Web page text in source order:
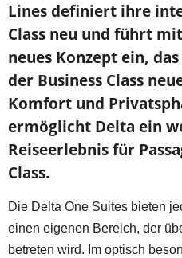
Lines definiert ihre
Class neu und führt
neues Konzept ein,
der Business Class
Komfort und
ermöglicht Delta ein
Reiseerlebnis für
Class.
Die Delta One Suites bieten
einen eigenen Bereich, der
betreten wird. Im optisch